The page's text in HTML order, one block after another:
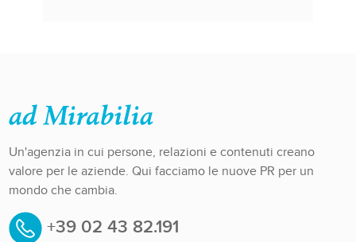
Un'agenzia in cui persone, relazioni e contenuti creano
valore per le aziende. Qui facciamo le nuove PR per un
mondo che cambia.
+39 02 43 82.191